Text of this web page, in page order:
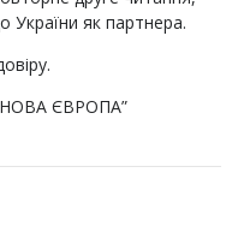
України як партнера.
ЄВРОПА”